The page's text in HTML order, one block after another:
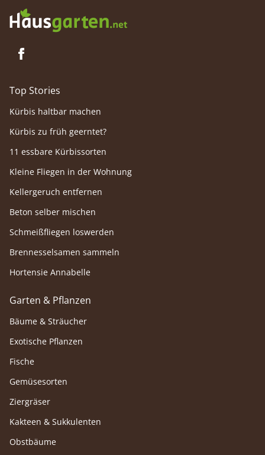
Top Stories
Kürbis haltbar machen
Kürbis zu früh geerntet?
11 essbare Kürbissorten
Kleine Fliegen in der Wohnung
Kellergeruch entfernen
Beton selber mischen
Schmeißfliegen loswerden
Brennesselsamen sammeln
Hortensie Annabelle
Garten & Pflanzen
Bäume & Sträucher
Exotische Pflanzen
Fische
Gemüsesorten
Ziergräser
Kakteen & Sukkulenten
Obstbäume